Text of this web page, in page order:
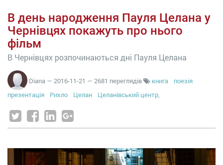
В день народження Пауля Целана у
Чернівцях покажуть про нього
фільм
В Чернівцях розпочинаються дні Пауля Целана
Diana — 2016-11-21 — 2681 переглядів книга
поезія
презентація
Рихло Целан Целанівський центр,